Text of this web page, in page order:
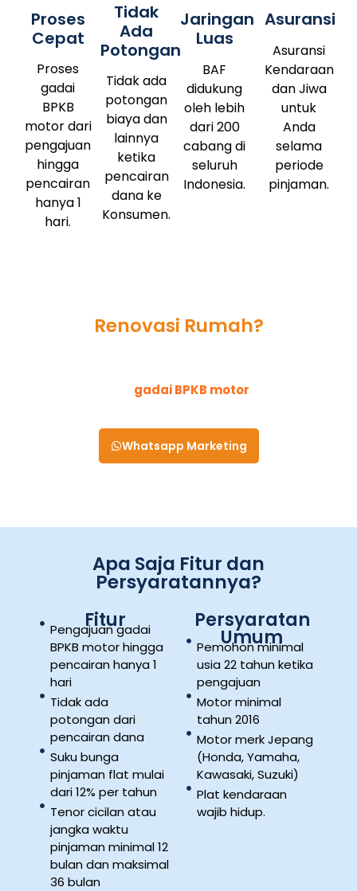
Proses
Cepat
Proses
gadai
BPKB
motor dari
pengajuan
hingga
pencairan
hanya 1
hari.
Tidak
Ada
Potongan
Tidak ada
potongan
biaya dan
lainnya
ketika
pencairan
dana ke
Konsumen.
Jaringan
Luas
BAF
didukung
oleh lebih
dari 200
cabang di
seluruh
Indonesia.
Asuransi
Asuransi
Kendaraan
dan Jiwa
untuk
Anda
selama
periode
pinjaman.
Renovasi Rumah?
gadai BPKB motor
Whatsapp Marketing
Apa Saja Fitur dan
Persyaratannya?
Fitur
Pengajuan gadai
BPKB motor hingga
pencairan hanya 1
hari
Tidak ada
potongan dari
pencairan dana
Suku bunga
pinjaman flat mulai
dari 12% per tahun
Tenor cicilan atau
jangka waktu
pinjaman minimal 12
bulan dan maksimal
36 bulan
Persyaratan
Umum
Pemohon minimal
usia 22 tahun ketika
pengajuan
Motor minimal
tahun 2016
Motor merk Jepang
(Honda, Yamaha,
Kawasaki, Suzuki)
Plat kendaraan
wajib hidup.